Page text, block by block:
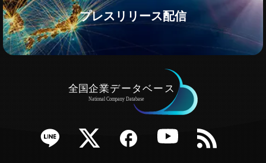
プレスリリース配信
Twitter Facebook YouTube RSS